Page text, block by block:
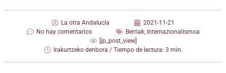
La otra Andalucía
2021-11-21
No hay comentarios
Berriak, Internazionalismoa
[jp_post_view]
Irakurtzeko denbora / Tiempo de lectura: 3 min.